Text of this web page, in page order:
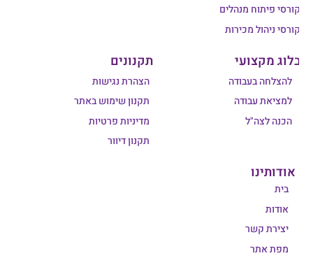
קורסי פיתוח מנהלים
קורסי ניהול מכירות
בלוג מקצועי
להצלחה בעבודה
למציאת עבודה
הכנה לצה"ל
תקנונים
הצהרת נגישות
תקנון שימוש באתר
מדיניות פרטיות
תקנון דיוור
אודותינו
בית
אודות
יצירת קשר
מפת אתר